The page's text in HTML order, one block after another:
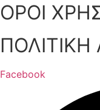
ΟΡΟΙ
Facebook